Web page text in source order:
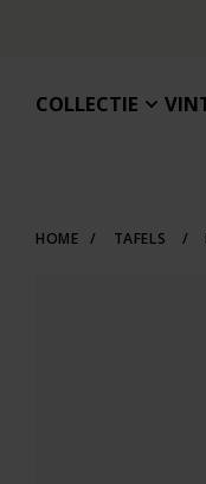
COLLECTIE
HOME / TAFELS /